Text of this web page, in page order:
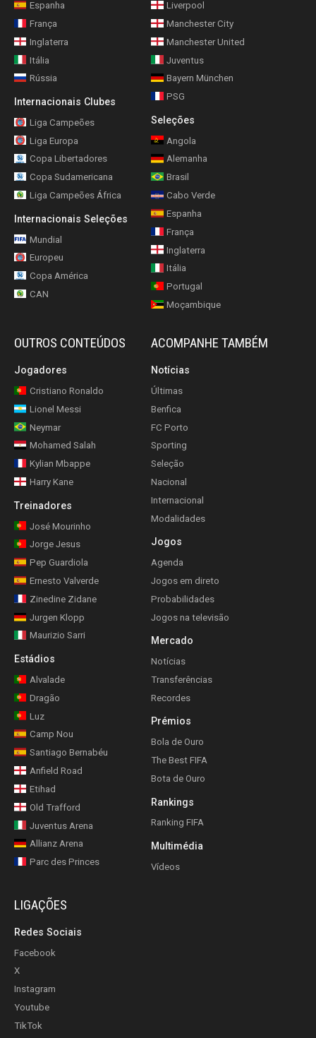
Espanha
França
Inglaterra
Itália
Rússia
Internacionais Clubes
Liga Campeões
Liga Europa
Copa Libertadores
Copa Sudamericana
Liga Campeões África
Internacionais Seleções
Mundial
Europeu
Copa América
CAN
Liverpool
Manchester City
Manchester United
Juventus
Bayern München
PSG
Seleções
Angola
Alemanha
Brasil
Cabo Verde
Espanha
França
Inglaterra
Itália
Portugal
Moçambique
OUTROS CONTEÚDOS
Jogadores
Cristiano Ronaldo
Lionel Messi
Neymar
Mohamed Salah
Kylian Mbappe
Harry Kane
Treinadores
José Mourinho
Jorge Jesus
Pep Guardiola
Ernesto Valverde
Zinedine Zidane
Jurgen Klopp
Maurizio Sarri
Estádios
Alvalade
Dragão
Luz
Camp Nou
Santiago Bernabéu
Anfield Road
Etihad
Old Trafford
Juventus Arena
Allianz Arena
Parc des Princes
ACOMPANHE TAMBÉM
Notícias
Últimas
Benfica
FC Porto
Sporting
Seleção
Nacional
Internacional
Modalidades
Jogos
Agenda
Jogos em direto
Probabilidades
Jogos na televisão
Mercado
Notícias
Transferências
Recordes
Prémios
Bola de Ouro
The Best FIFA
Bota de Ouro
Rankings
Ranking FIFA
Multimédia
Vídeos
LIGAÇÕES
Redes Sociais
Facebook
X
Instagram
Youtube
TikTok